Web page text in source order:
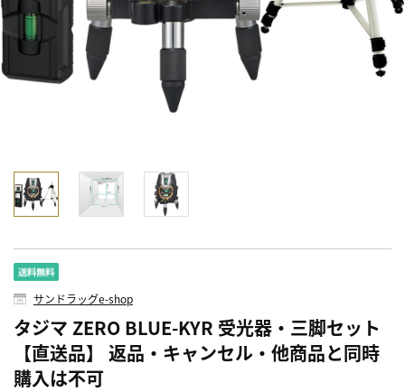
サンドラッグe-shop
タジマ ZERO BLUE-KYR 受光器・三脚セット
【直送品】 返品・キャンセル・他商品と同時
購入は不可